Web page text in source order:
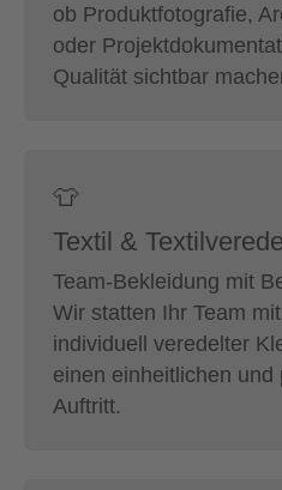
ob Produktfotografie,
oder
Qualität sichtbar
👕
Textil &
Team-Bekleidung mit
Wir statten Ihr Team
individuell veredelter
einen einheitlichen und
Auftritt.